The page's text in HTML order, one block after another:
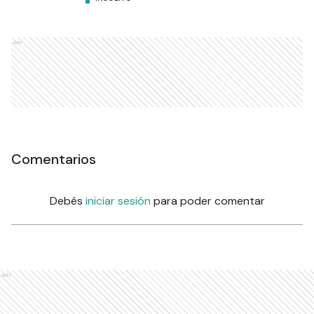
Ads
Comentarios
Debés iniciar sesión para poder comentar
Ads